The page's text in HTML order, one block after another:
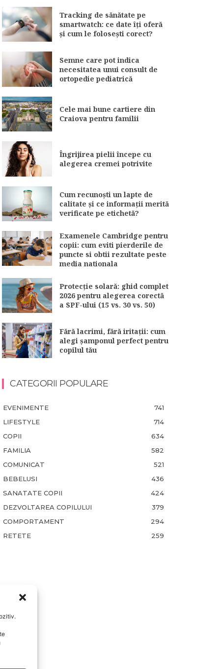
Tracking de sănătate pe
smartwatch: ce date îți oferă
și cum le folosești corect?
Semne care pot indica
necesitatea unui consult de
ortopedie pediatrică
Cele mai bune cartiere din
Craiova pentru familii
Îngrijirea pielii începe cu
alegerea cremei potrivite
Cum recunoști un lapte de
calitate și ce informații merită
verificate pe etichetă?
Examenele Cambridge pentru
copii: cum eviti pierderile de
puncte si obtii rezultate peste
media nationala
Protecție solară: ghid complet
2026 pentru alegerea corectă
a SPF-ului (15 vs. 30 vs. 50)
Fără lacrimi, fără iritații: cum
alegi șamponul perfect pentru
copilul tău
CATEGORII POPULARE
EVENIMENTE
741
LIFESTYLE
714
COPII
634
FAMILIA
582
COMUNICAT
521
BEBELUSI
436
SANATATE COPII
424
DEZVOLTAREA COPILULUI
379
COMPORTAMENT
294
RETETE
259